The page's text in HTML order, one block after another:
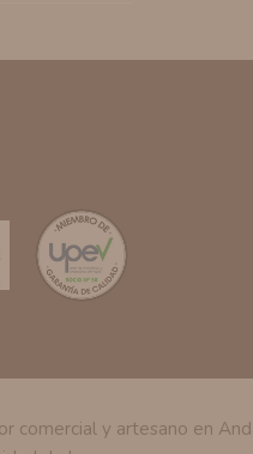
comercial y artesano en